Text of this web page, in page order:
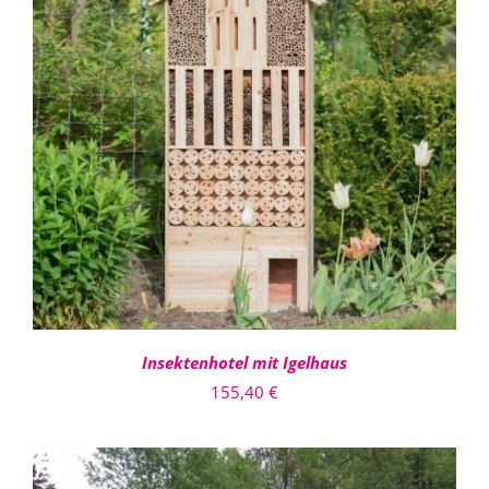
IN DEN WARENKORB
/
DETAILS
Insektenhotel mit Igelhaus
155,40 €